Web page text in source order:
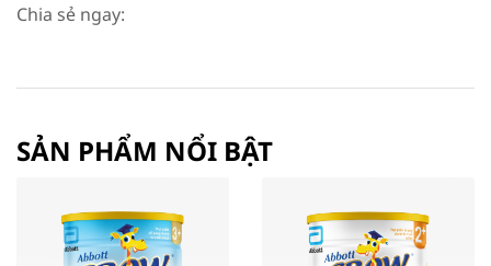
Chia sẻ ngay:
SẢN PHẨM NỔI BẬT